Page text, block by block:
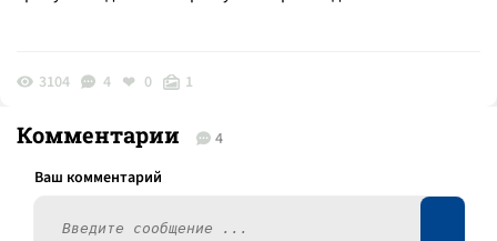
3104 4 0 1
Комментарии 4